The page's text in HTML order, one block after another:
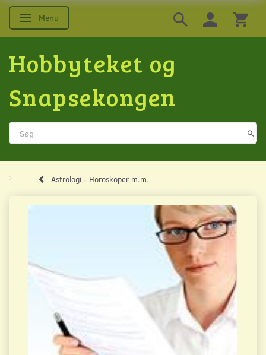
Skifte navigation
Menu
Hobbyteket og
Snapsekongen
Astrologi - Horoskoper m.m.